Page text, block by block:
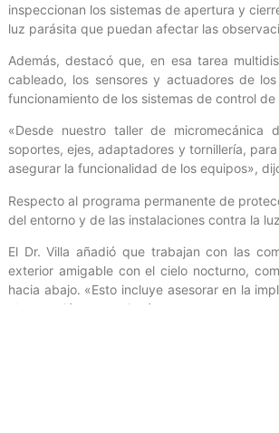
inspeccionan los sistemas de apertura y
luz parásita que puedan afectar las
Además, destacó que, en esa tarea
cableado, los sensores y actuadores de
funcionamiento de los sistemas de control
«Desde nuestro taller de micromecánica
soportes, ejes, adaptadores y tornillería,
asegurar la funcionalidad de los equipos»,
Respecto al programa permanente de
del entorno y de las instalaciones contra la
El Dr. Villa añadió que trabajan con las
exterior amigable con el cielo nocturno,
hacia abajo. «Esto incluye asesorar en la
observación», mencionó.